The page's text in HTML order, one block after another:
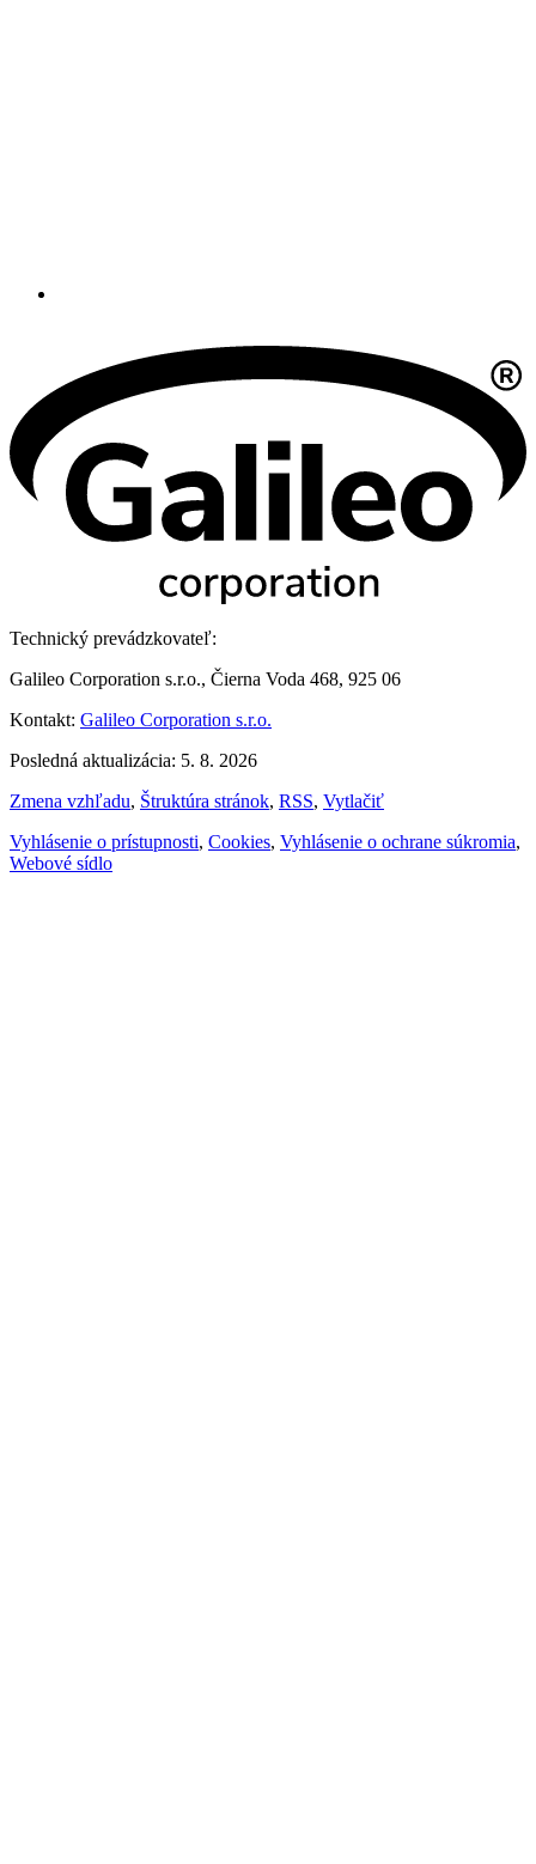
Technický prevádzkovateľ:
Galileo Corporation s.r.o., Čierna Voda 468, 925 06
Kontakt: Galileo Corporation s.r.o.
Posledná aktualizácia: 5. 8. 2026
Zmena vzhľadu, Štruktúra stránok, RSS, Vytlačiť
Vyhlásenie o prístupnosti, Cookies, Vyhlásenie o ochrane súkromia,
Webové sídlo